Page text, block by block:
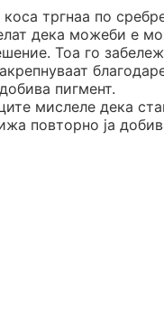
коса тргнаа по
дека можеби е
Тоа го
пигмент.
мислеле дека
повторно ја